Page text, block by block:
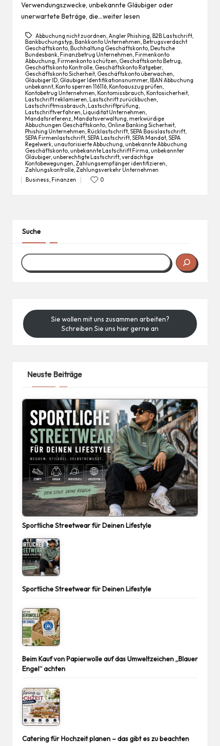
Verwendungszwecke, unbekannte Gläubiger oder
unerwartete Beträge, die…weiter lesen
Tags:
Abbuchung nicht zuordnen Angler Phishing B2B Lastschrift,
Bankbuchungstyp, Bankkonto Unternehmen, Betrugsverdacht
Geschäftskonto, Buchhaltung Geschäftskonto, Deutsche
Bundesbank, Finanzbetrug Unternehmen, Firmenkonto
Abbuchung, Firmenkonto schützen, Geschäftskonto Betrug,
Geschäftskonto Kontrolle, Geschäftskonto Ratgeber,
Geschäftskonto Sicherheit, Geschäftskonto überwachen,
Gläubiger ID, Gläubiger Identifikationsnummer, IBAN Abbuchung
unbekannt, Konto sperren 116116, Kontoauszug prüfen,
Kontobetrug Unternehmen, Kontomissbrauch, Kontosicherheit,
Lastschrift reklamieren, Lastschrift zurückbuchen,
Lastschriftmissbrauch, Lastschriftprüfung,
Lastschriftverfahren, Liquidität Unternehmen,
Mandatsreferenz, Mandatsverwaltung,merkwürdige
Abbuchungen Geschäftskonto, Online Banking Sicherheit,
Phishing Unternehmen, Rücklastschrift,SEPA Basislastschrift,
SEPA Firmenlastschrift,SEPA Lastschrift,SEPA Mandat,SEPA
Regelwerk,unautorisierte Abbuchung,unbekannte Abbuchung
Geschäftskonto,unbekannte Lastschrift Firma,unbekannter
Gläubiger,unberechtigte Lastschrift,verdächtige
Kontobewegungen,Zahlungsempfänger identifizieren,
Zahlungskontrolle,Zahlungsverkehr Unternehmen
Posted
Business ,Finanzen 0
Suche
Sie wollen mit uns zusammen arbeiten?
Schreiben Sie uns hier gerne an
Neuste Beiträge
Sportliche Streetwear für Deinen Lifestyle
Sportliche Streetwear für Deinen Lifestyle
Beim Kauf von Papierwolle auf das Umweltzeichen „Blauer
Engel“ achten
Catering für Hochzeit planen – das gibt es zu beachten